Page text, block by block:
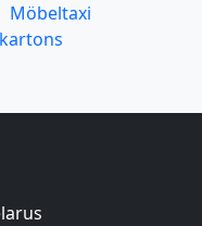
Möbeltaxi